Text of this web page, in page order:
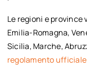
Le regioni e province
Emilia-Romagna,
Sicilia, Marche,
regolamento ufficiale